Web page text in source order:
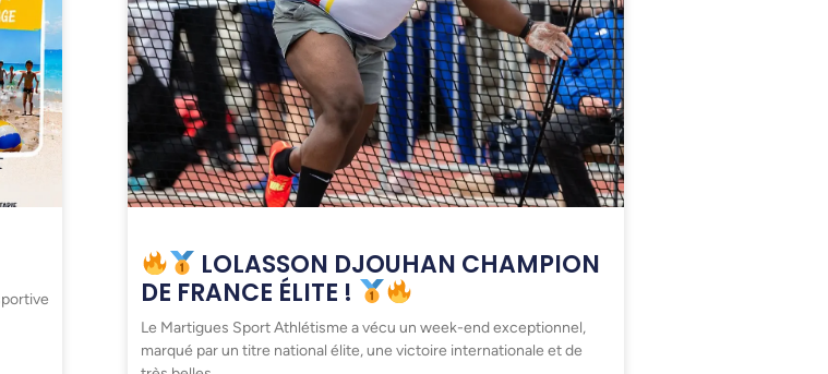
LOLASSON DJOUHAN CHAMPION
DE FRANCE ÉLITE !
Le Martigues Sport Athlétisme a vécu un week-end exceptionnel,
marqué par un titre national élite, une victoire internationale et de